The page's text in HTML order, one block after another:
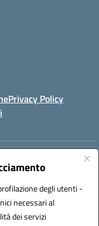
degli utenti -
necessari al
dei servizi
Privacy Policy